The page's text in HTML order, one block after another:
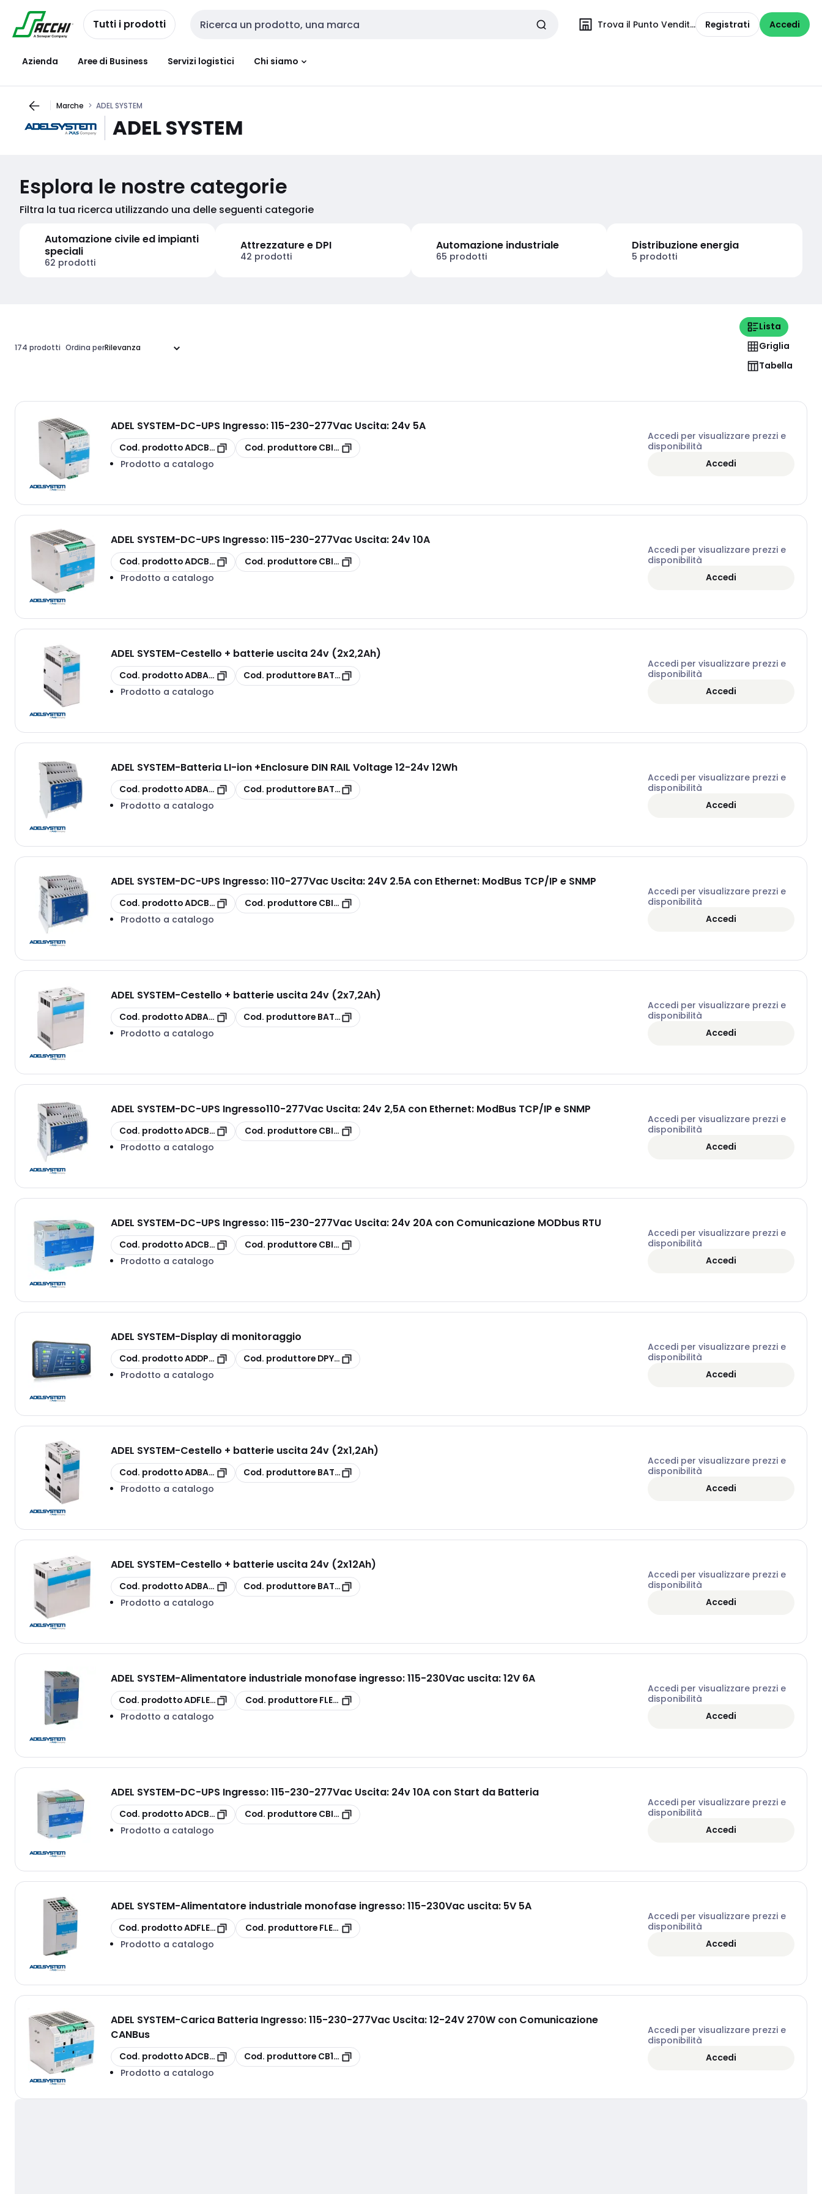
navigazione
Salta al
contenutoTutti i prodotti Cerca input Trova il Punto Vendita Registrati Accedi
Azienda Aree di Business Servizi logistici Chi siamo
Marche ADEL SYSTEM
ADEL SYSTEM
Esplora le nostre categorie
Filtra la tua ricerca utilizzando una delle seguenti categorie
Automazione civile ed impianti
speciali
62 prodotti
Attrezzature e DPI
42 prodotti
Automazione industriale
65 prodotti
Distribuzione energia
5 prodotti
174 prodotti Ordina per
Lista
Griglia
Tabella
ADEL SYSTEM-DC-UPS Ingresso: 115-230-277Vac Uscita: 24v 5A
copia
Cod. prodottoADCBI245Acopia
Cod. produttore CBI245A
Prodotto a catalogo
Accedi per visualizzare prezzi e
disponibilità
Accedi
ADEL SYSTEM-DC-UPS Ingresso: 115-230-277Vac Uscita: 24v 10A
copia
Cod. prodottoADCBI2410Acopia
Cod. produttore CBI2410A
Prodotto a catalogo
Accedi per visualizzare prezzi e
disponibilità
Accedi
ADEL SYSTEM-Cestello + batterie uscita 24v (2x2,2Ah)
copia
Cod. prodottoADBAT3.4VRLA
copia
Cod. produttore BAT3.4VRLA
Prodotto a catalogo
Accedi per visualizzare prezzi e
disponibilità
Accedi
ADEL SYSTEM-Batteria LI-ion +Enclosure DIN RAIL Voltage 12-24v 12Wh
copia
Cod. prodottoADBAT12WHcopia
Cod. produttore BAT12WH
Prodotto a catalogo
Accedi per visualizzare prezzi e
disponibilità
Accedi
ADEL SYSTEM-DC-UPS Ingresso: 110-277Vac Uscita: 24V 2.5A con Ethernet: ModBus TCP/IP e SNMP
copia
Cod. prodottoADCBI6012Acopia
Cod. produttore CBI6012A
Prodotto a catalogo
Accedi per visualizzare prezzi e
disponibilità
Accedi
ADEL SYSTEM-Cestello + batterie uscita 24v (2x7,2Ah)
copia
Cod. prodottoADBAT7.2VRLA
copia
Cod. produttore BAT7.2VRLA
Prodotto a catalogo
Accedi per visualizzare prezzi e
disponibilità
Accedi
ADEL SYSTEM-DC-UPS Ingresso110-277Vac Uscita: 24v 2,5A con Ethernet: ModBus TCP/IP e SNMP
copia
Cod. prodottoADCBI6024Acopia
Cod. produttore CBI6024A
Prodotto a catalogo
Accedi per visualizzare prezzi e
disponibilità
Accedi
ADEL SYSTEM-DC-UPS Ingresso: 115-230-277Vac Uscita: 24v 20A con Comunicazione MODbus RTU
copia
Cod. prodottoADCBI2420Acopia
Cod. produttore CBI2420A
Prodotto a catalogo
Accedi per visualizzare prezzi e
disponibilità
Accedi
ADEL SYSTEM-Display di monitoraggio
copia
Cod. prodottoADDPY353 copia
Cod. produttore DPY353
Prodotto a catalogo
Accedi per visualizzare prezzi e
disponibilità
Accedi
ADEL SYSTEM-Cestello + batterie uscita 24v (2x1,2Ah)
copia
Cod. prodottoADBAT1.2VRLAcopia
Cod. produttore BAT1.2VRLA
Prodotto a catalogo
Accedi per visualizzare prezzi e
disponibilità
Accedi
ADEL SYSTEM-Cestello + batterie uscita 24v (2x12Ah)
copia
Cod. prodottoADBAT12VRLAcopia
Cod. produttore BAT12VRLA
Prodotto a catalogo
Accedi per visualizzare prezzi e
disponibilità
Accedi
ADEL SYSTEM-Alimentatore industriale monofase ingresso: 115-230Vac uscita: 12V 6A
copia
Cod. prodottoADFLEX6012Acopia
Cod. produttore FLEX6012A
Prodotto a catalogo
Accedi per visualizzare prezzi e
disponibilità
Accedi
ADEL SYSTEM-DC-UPS Ingresso: 115-230-277Vac Uscita: 24v 10A con Start da Batteria
copia
Cod. prodottoADCBI2410A/Scopia
Cod. produttore CBI2410A/S
Prodotto a catalogo
Accedi per visualizzare prezzi e
disponibilità
Accedi
ADEL SYSTEM-Alimentatore industriale monofase ingresso: 115-230Vac uscita: 5V 5A
copia
Cod. prodottoADFLEX6005Acopia
Cod. produttore FLEX6005A
Prodotto a catalogo
Accedi per visualizzare prezzi e
disponibilità
Accedi
ADEL SYSTEM-Carica Batteria Ingresso: 115-230-277Vac Uscita: 12-24V 270W con Comunicazione
CANBus
copia
Cod. prodottoADCB122410Acopia
Cod. produttore CB122410A
Prodotto a catalogo
Accedi per visualizzare prezzi e
disponibilità
Accedi